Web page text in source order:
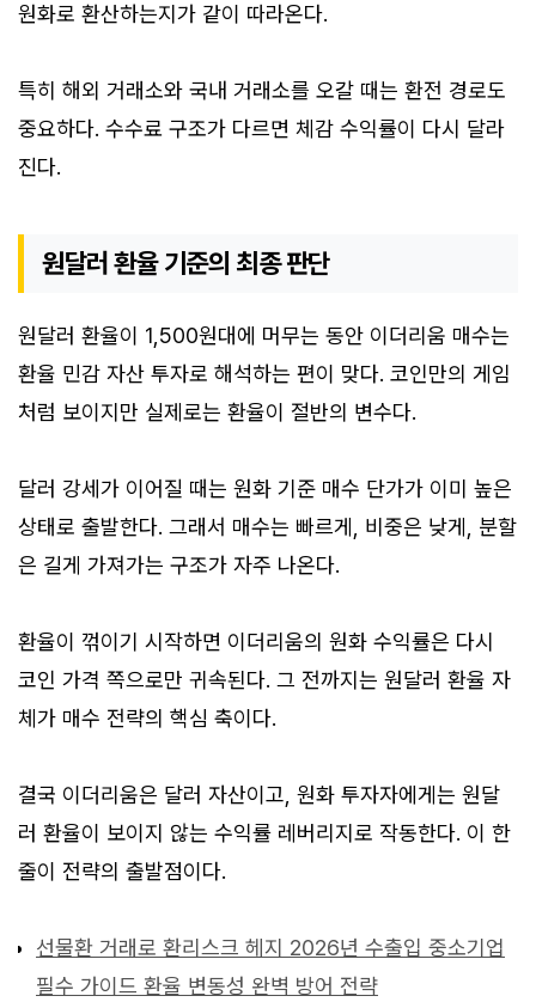
원화로 환산하는지가 같이 따라온다.
특히 해외 거래소와 국내 거래소를 오갈 때는 환전 경로도
중요하다. 수수료 구조가 다르면 체감 수익률이 다시 달라
진다.
원달러 환율 기준의 최종 판단
원달러 환율이 1,500원대에 머무는 동안 이더리움 매수는
환율 민감 자산 투자로 해석하는 편이 맞다. 코인만의 게임
처럼 보이지만 실제로는 환율이 절반의 변수다.
달러 강세가 이어질 때는 원화 기준 매수 단가가 이미 높은
상태로 출발한다. 그래서 매수는 빠르게, 비중은 낮게, 분할
은 길게 가져가는 구조가 자주 나온다.
환율이 꺾이기 시작하면 이더리움의 원화 수익률은 다시
코인 가격 쪽으로만 귀속된다. 그 전까지는 원달러 환율 자
체가 매수 전략의 핵심 축이다.
결국 이더리움은 달러 자산이고, 원화 투자자에게는 원달
러 환율이 보이지 않는 수익률 레버리지로 작동한다. 이 한
줄이 전략의 출발점이다.
선물환 거래로 환리스크 헤지 2026년 수출입 중소기업
필수 가이드 환율 변동성 완벽 방어 전략